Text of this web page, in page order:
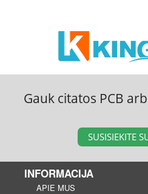
Gauk citatos PCB
SUSISIEKITE
INFORMACIJA
APIE MUS